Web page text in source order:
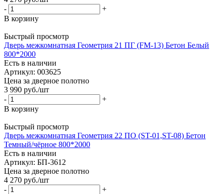
-
+
В корзину
Быстрый просмотр
Дверь межкомнатная Геометрия 21 ПГ (FM-13) Бетон Белый
800*2000
Есть в наличии
Артикул: 003625
Цена за дверное полотно
3 990 руб./шт
-
+
В корзину
Быстрый просмотр
Дверь межкомнатная Геометрия 22 ПО (ST-01,ST-08) Бетон
Темный/чёрное 800*2000
Есть в наличии
Артикул: БП-3612
Цена за дверное полотно
4 270 руб./шт
-
+